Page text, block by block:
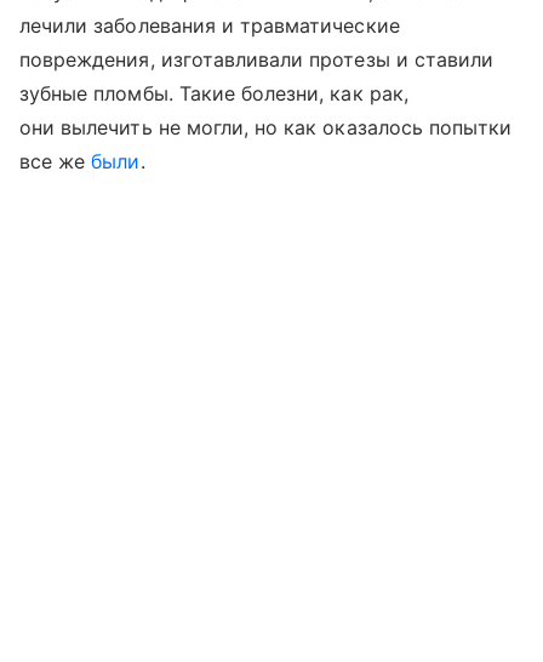
лечили заболевания и травматические
повреждения, изготавливали протезы и ставили
зубные пломбы. Такие болезни, как рак,
они вылечить не могли, но как оказалось попытки
все жебыли.